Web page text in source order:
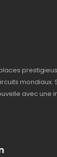
mondiaux.
avec une